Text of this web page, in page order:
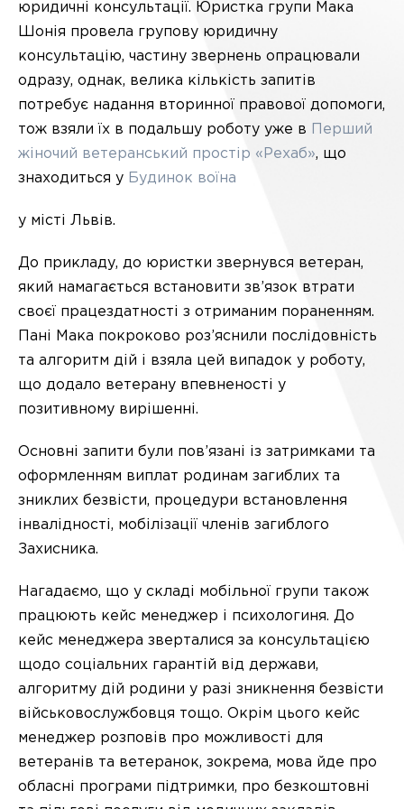
юридичні консультації. Юристка групи Мака
Шонія провела групову юридичну
консультацію, частину звернень опрацювали
одразу, однак, велика кількість запитів
потребує надання вторинної правової допомоги,
тож взяли їх в подальшу роботу уже в
Перший
жіночий ветеранський простір «Рехаб», що
знаходиться у Будинок воїна
у місті Львів.
До прикладу, до юристки звернувся ветеран,
який намагається встановити зв’язок втрати
своєї працездатності з отриманим пораненням.
Пані Мака покроково роз’яснили послідовність
та алгоритм дій і взяла цей випадок у роботу,
що додало ветерану впевненості у
позитивному вирішенні.
Основні запити були пов’язані із затримками та
оформленням виплат родинам загиблих та
зниклих безвісти, процедури встановлення
інвалідності, мобілізації членів загиблого
Захисника.
Нагадаємо, що у складі мобільної групи також
працюють кейс менеджер і психологиня. До
кейс менеджера зверталися за консультацією
щодо соціальних гарантій від держави,
алгоритму дій родини у разі зникнення безвісти
військовослужбовця тощо. Окрім цього кейс
менеджер розповів про можливості для
ветеранів та ветеранок, зокрема, мова йде про
обласні програми підтримки, про безкоштовні